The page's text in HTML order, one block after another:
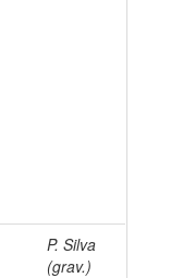
P. Silva
(grav.)